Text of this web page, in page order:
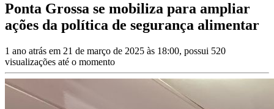
Ponta Grossa se mobiliza para ampliar
ações da política de segurança alimentar
1 ano atrás em 21 de março de 2025 às 18:00, possui 520
visualizações até o momento